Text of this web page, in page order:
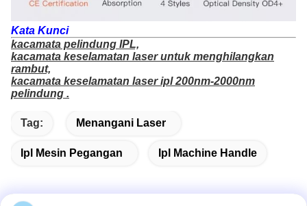
Kata Kunci
kacamata pelindung IPL,
kacamata keselamatan laser untuk menghilangkan
rambut,
kacamata keselamatan laser ipl 200nm-2000nm
pelindung .
Tag: Menangani Laser
Ipl Mesin Pegangan Ipl Machine Handle